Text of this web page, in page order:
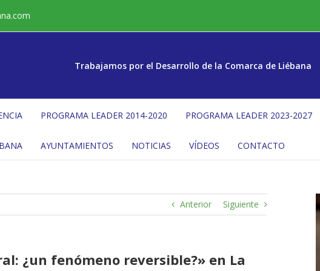
Trabajamos por el Desarrollo de la Comarca de Liébana
PROGRAMA LEADER 2014-2020 PROGRAMA LEADER 2023-2027
AYUNTAMIENTOS NOTICIAS VÍDEOS CONTACTO
Anterior Siguiente
¿un fenómeno reversible?» en La